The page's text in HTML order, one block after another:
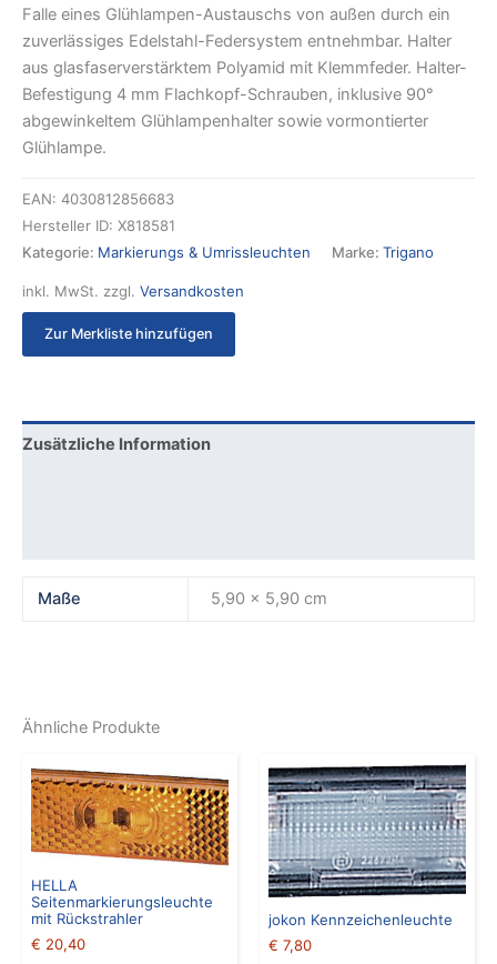
Falle eines Glühlampen-Austauschs von außen durch ein
zuverlässiges Edelstahl-Federsystem entnehmbar. Halter
aus glasfaserverstärktem Polyamid mit Klemmfeder. Halter-
Befestigung 4 mm Flachkopf-Schrauben, inklusive 90°
abgewinkeltem Glühlampenhalter sowie vormontierter
Glühlampe.
EAN: 4030812856683
Hersteller ID: X818581
Kategorie: Markierungs & Umrissleuchten Marke: Trigano
inkl. MwSt. zzgl. Versandkosten
Zur Merkliste hinzufügen
Zusätzliche Information
Maße 5,90 × 5,90 cm
Ähnliche Produkte
HELLA
Seitenmarkierungsleuchte
mit Rückstrahler
€ 20,40
jokon Kennzeichenleuchte
€ 7,80